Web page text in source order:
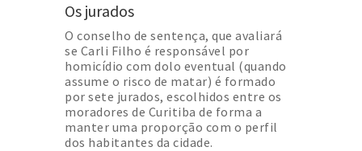
Os jurados
O conselho de sentença, que avaliará
se Carli Filho é responsável por
homicídio com dolo eventual (quando
assume o risco de matar) é formado
por sete jurados, escolhidos entre os
moradores de Curitiba de forma a
manter uma proporção com o perfil
dos habitantes da cidade.